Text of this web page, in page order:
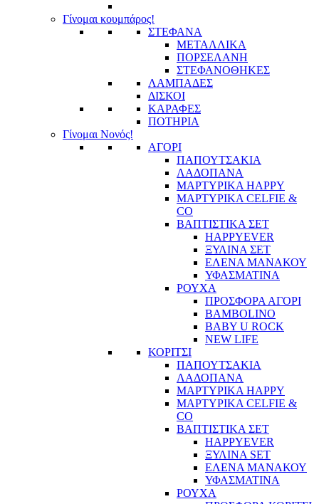
Γίνομαι κουμπάρος!
ΣΤΕΦΑΝΑ
ΜΕΤΑΛΛΙΚΑ
ΠΟΡΣΕΛΑΝΗ
ΣΤΕΦΑΝΟΘΗΚΕΣ
ΛΑΜΠΑΔΕΣ
ΔΙΣΚΟΙ
ΚΑΡΑΦΕΣ
ΠΟΤΗΡΙΑ
Γίνομαι Νονός!
ΑΓΟΡΙ
ΠΑΠΟΥΤΣΑΚΙΑ
ΛΑΔΟΠΑΝΑ
ΜΑΡΤΥΡΙΚΑ HAPPY
ΜΑΡΤΥΡΙΚΑ CELFIE &
CO
ΒΑΠΤΙΣΤΙΚΑ ΣΕΤ
HAPPYEVER
ΞΥΛΙΝΑ ΣΕΤ
ΕΛΕΝΑ ΜΑΝΑΚΟΥ
ΥΦΑΣΜΑΤΙΝΑ
ΡΟΥΧΑ
ΠΡΟΣΦΟΡΑ ΑΓΟΡΙ
BAMBOLINO
BABY U ROCK
NEW LIFE
ΚΟΡΙΤΣΙ
ΠΑΠΟΥΤΣΑΚΙΑ
ΛΑΔΟΠΑΝΑ
ΜΑΡΤΥΡΙΚΑ HAPPY
ΜΑΡΤΥΡΙΚΑ CELFIE &
CO
ΒΑΠΤΙΣΤΙΚΑ ΣΕΤ
HAPPYEVER
ΞΥΛΙΝΑ SET
ΕΛΕΝΑ ΜΑΝΑΚΟΥ
ΥΦΑΣΜΑΤΙΝΑ
ΡΟΥΧΑ